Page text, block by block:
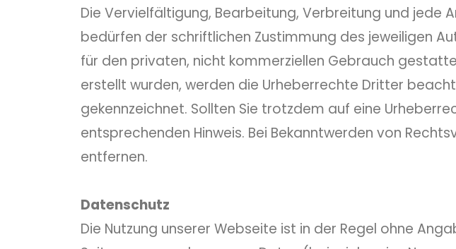
Die Vervielfältigung, Bearbeitung, Verbreitung und jede
bedürfen der schriftlichen Zustimmung des jeweiligen
für den privaten, nicht kommerziellen Gebrauch
erstellt wurden, werden die Urheberrechte Dritter
gekennzeichnet. Sollten Sie trotzdem auf eine
entsprechenden Hinweis. Bei Bekanntwerden von
entfernen.
Datenschutz
Die Nutzung unserer Webseite ist in der Regel ohne